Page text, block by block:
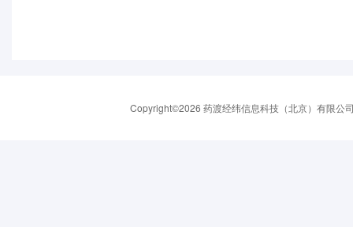
Copyright©2026 药渡经纬信息科技（北京）有限公